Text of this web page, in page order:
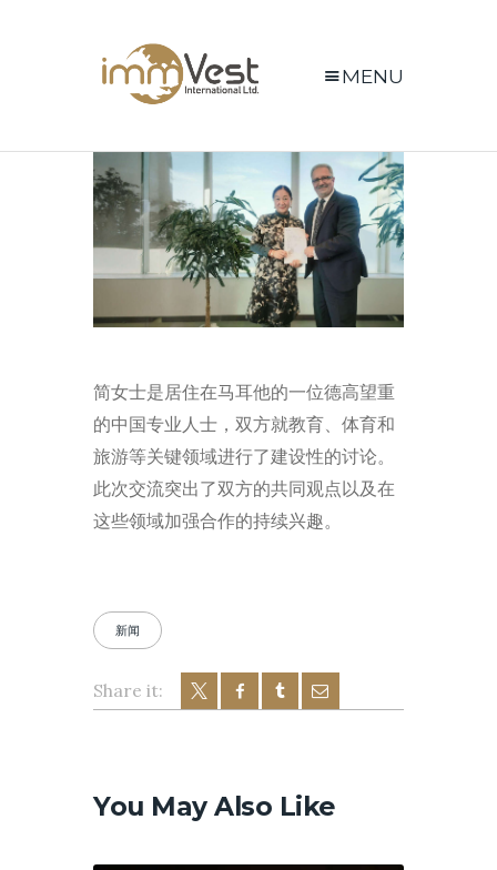
MENU
简女士是居住在马耳他的一位德高望重
的中国专业人士，双方就教育、体育和
旅游等关键领域进行了建设性的讨论。
此次交流突出了双方的共同观点以及在
这些领域加强合作的持续兴趣。
新闻
Share it:
导
You May Also Like